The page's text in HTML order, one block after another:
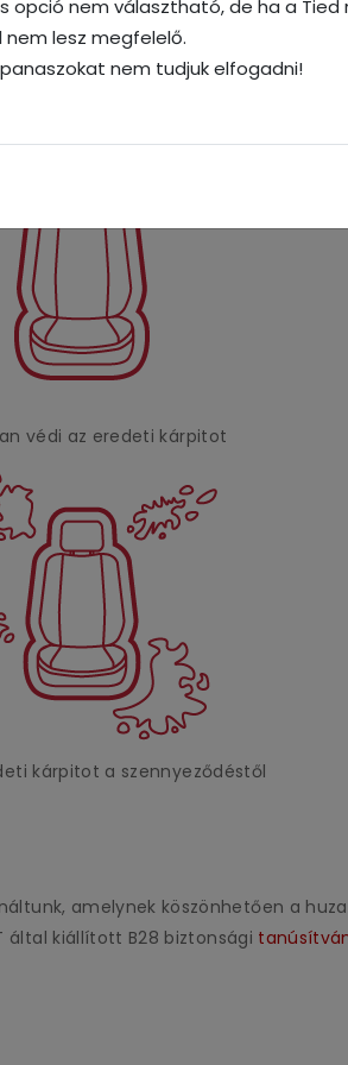
hogy az ülések megőrzik teljes
bőr szerkezetéhez
védi az eredeti kárpitot
kárpitot a szennyeződéstől
amelynek köszönhetően a
által kiállított B28 biztonsági
nem választható, de ha a Tied
lesz megfelelő.
nem tudjuk elfogadni!